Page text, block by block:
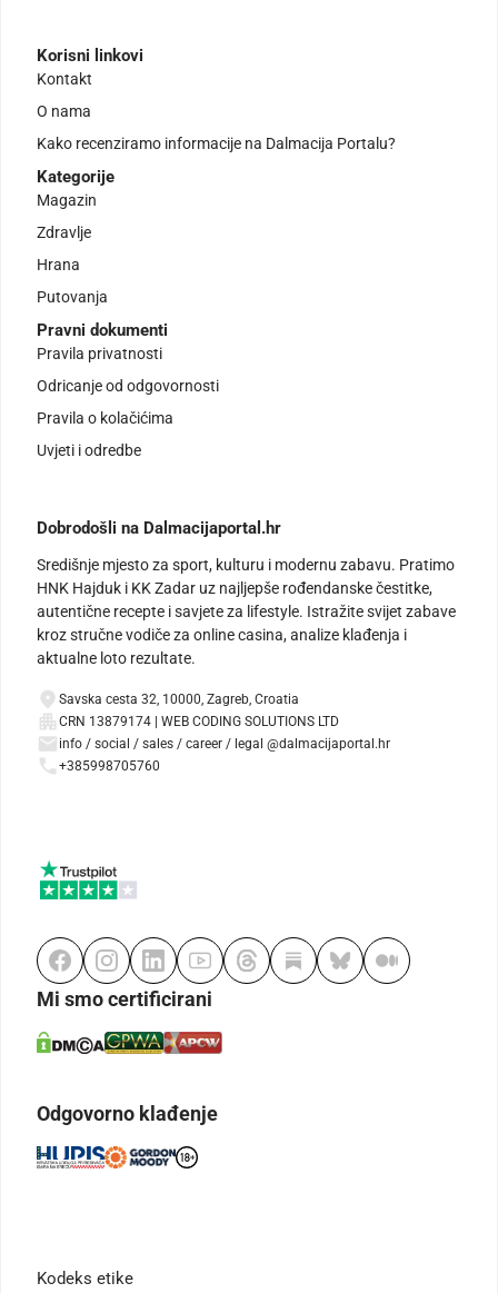
Korisni linkovi
Kontakt
O nama
Kako recenziramo informacije na Dalmacija Portalu?
Kategorije
Magazin
Zdravlje
Hrana
Putovanja
Pravni dokumenti
Pravila privatnosti
Odricanje od odgovornosti
Pravila o kolačićima
Uvjeti i odredbe
Dobrodošli na Dalmacijaportal.hr
Središnje mjesto za sport, kulturu i modernu zabavu. Pratimo
HNK Hajduk i KK Zadar uz najljepše rođendanske čestitke,
autentične recepte i savjete za lifestyle. Istražite svijet zabave
kroz stručne vodiče za online casina, analize klađenja i
aktualne loto rezultate.
Savska cesta 32, 10000, Zagreb, Croatia
CRN 13879174 | WEB CODING SOLUTIONS LTD
info / social / sales / career / legal @dalmacijaportal.hr
+385998705760
Mi smo certificirani
Odgovorno klađenje
Kodeks etike